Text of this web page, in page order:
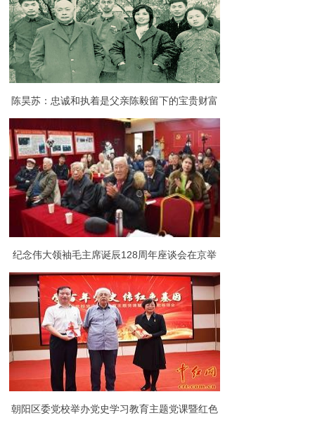
陈昊苏：忠诚和执着是父亲陈毅留下的宝贵财富
纪念伟大领袖毛主席诞辰128周年座谈会在京举
行
朝阳区委党校举办党史学习教育主题党课暨红色